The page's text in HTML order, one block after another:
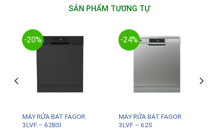
SẢN PHẨM TƯƠNG TỰ
-20%
MÁY RỬA BÁT FAGOR
3LVF – 62BSI
-24%
MÁY RỬA BÁT FAGOR
3LVF – 62S